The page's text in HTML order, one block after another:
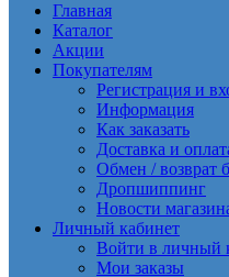
Главная
Каталог
Акции
Покупателям
Регистрация и
Информация
Как заказать
Доставка и
Обмен / возврат
Дропшиппинг
Новости
Личный кабинет
Войти в личный
Мои заказы